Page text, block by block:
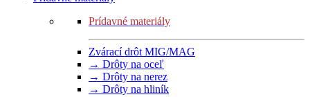
Prídavné materiály
Zvárací drôt MIG/MAG
→ Drôty na oceľ
→ Drôty na nerez
→ Drôty na hliník